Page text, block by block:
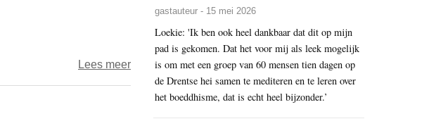
Lees meerover
Nieuw
centrum
gastauteur - 15 mei 2026
Loekie: 'Ik ben ook heel dankbaar dat dit op mijn
pad is gekomen. Dat het voor mij als leek mogelijk
is om met een groep van 60 mensen tien dagen op
de Drentse hei samen te mediteren en te leren over
het boeddhisme, dat is echt heel bijzonder.’